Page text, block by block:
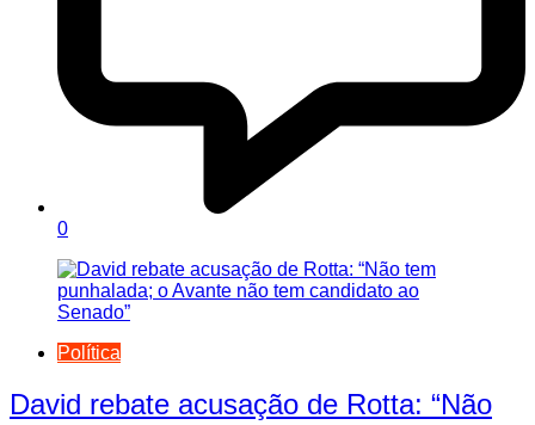
0
Política
David rebate acusação de Rotta: “Não